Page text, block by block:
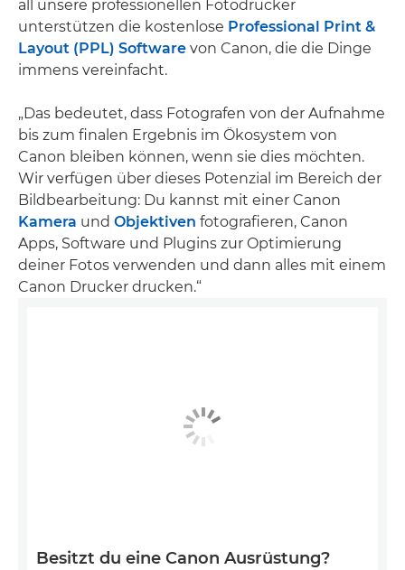
all unsere professionellen Fotodrucker
unterstützen die kostenlose Professional Print &
Layout (PPL) Software von Canon, die die Dinge
immens vereinfacht.
„Das bedeutet, dass Fotografen von der Aufnahme
bis zum finalen Ergebnis im Ökosystem von
Canon bleiben können, wenn sie dies möchten.
Wir verfügen über dieses Potenzial im Bereich der
Bildbearbeitung: Du kannst mit einer Canon
Kamera und Objektiven fotografieren, Canon
Apps, Software und Plugins zur Optimierung
deiner Fotos verwenden und dann alles mit einem
Canon Drucker drucken.“
Besitzt du eine Canon Ausrüstung?